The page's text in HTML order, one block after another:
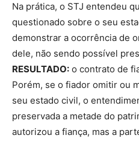
Na prática, o STJ entendeu
questionado sobre o seu
demonstrar a ocorrência de
dele, não sendo possível
RESULTADO: o contrato de
Porém, se o fiador omitir ou
seu estado civil, o
preservada a metade do
autorizou a fiança, mas a